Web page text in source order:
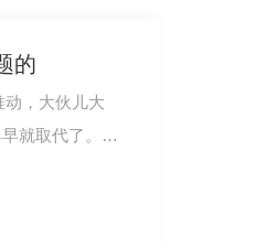
的
，大伙儿大
就取代了。如